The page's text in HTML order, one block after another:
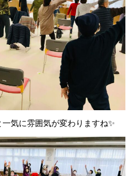
気に雰囲気が変わりますね✨